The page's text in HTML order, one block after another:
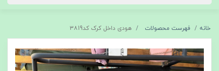
خانه فهرست محصولات هودی داخل کرک کد۳۸19